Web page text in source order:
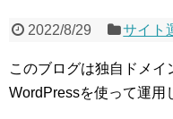
2022/8/29 サイト
このブログは独自ドメイ
WordPressを使って運用